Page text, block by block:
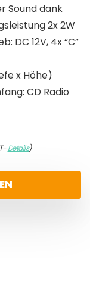
Sound dank
2x 2W
DC 12V, 4x “C”
x Höhe)
CD Radio
Details)